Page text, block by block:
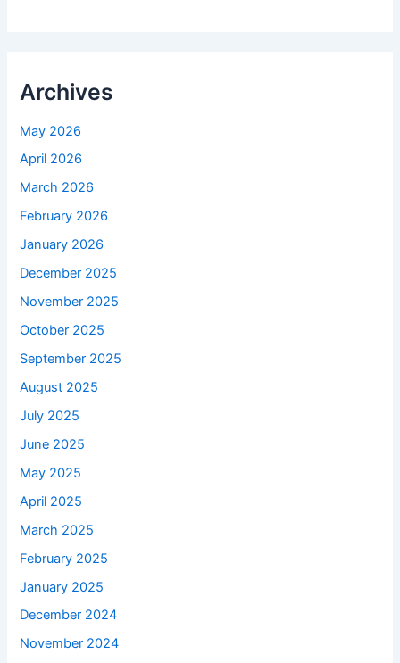
Archives
May 2026
April 2026
March 2026
February 2026
January 2026
December 2025
November 2025
October 2025
September 2025
August 2025
July 2025
June 2025
May 2025
April 2025
March 2025
February 2025
January 2025
December 2024
November 2024